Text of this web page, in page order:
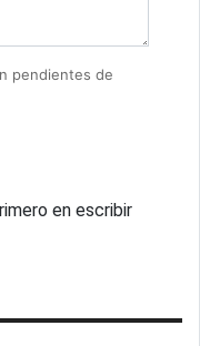
pendientes de
en escribir